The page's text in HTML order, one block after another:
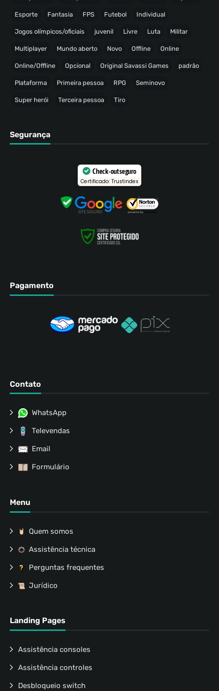
Esporte Fantasia FPS Futebol Individual
Jogos olímpicos/oficiais juvenil Livre Luta Militar
Multiplayer Mundo aberto Novo Offline Online
Online/Offline Opcional Original Savassi Games padrão
Plataforma Primeira pessoa RPG Seminovo
Super herói Terceira pessoa Tiro
Segurança
Check-out seguro
Certificado: Trustindex
Pagamento
Contato
WhatsApp
Televendas
Email
Formulário
Menu
Quem somos
Assistência técnica
Perguntas frequentes
Jurídico
Landing Pages
Assistência consoles
Assistência controles
Desbloqueio switch